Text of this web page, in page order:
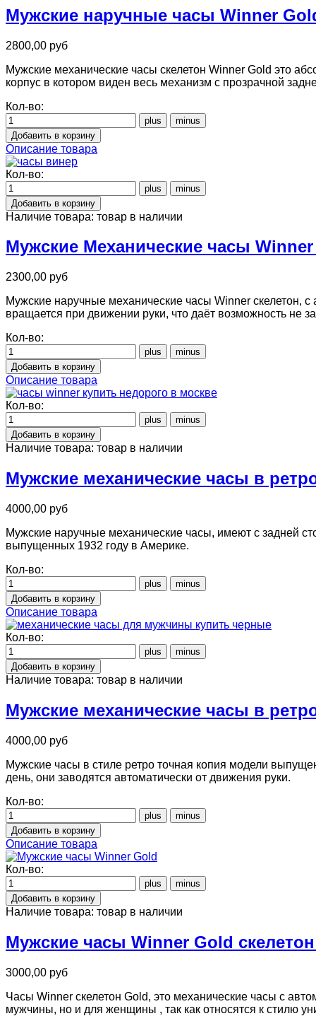
Мужские наручные часы Winner
2800,00 руб
Мужские механические часы скелетон Winner Gold это
корпус в котором виден весь механизм с прозрачной
Кол-во:
Описание товара
Кол-во:
Наличие товара: товар в наличии
Мужские Механические часы
2300,00 руб
Мужские наручные механические часы Winner скелетон,
вращается при движении руки, что даёт возможность не
Кол-во:
Описание товара
Кол-во:
Наличие товара: товар в наличии
Мужские механические часы в
4000,00 руб
Мужские наручные механические часы, имеют с задней
выпущенных 1932 году в Америке.
Кол-во:
Описание товара
Кол-во:
Наличие товара: товар в наличии
Мужские механические часы в
4000,00 руб
Мужские часы в стиле ретро точная копия модели
день, они заводятся автоматически от движения руки.
Кол-во:
Описание товара
Кол-во:
Наличие товара: товар в наличии
Мужские часы Winner Gold
3000,00 руб
Часы Winner скелетон Gold, это механические часы с
мужчины, но и для женщины , так как относятся к стилю